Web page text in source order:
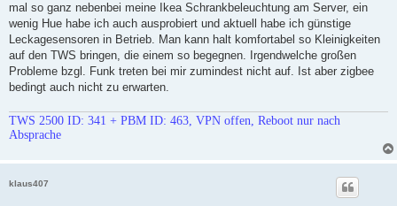
mal so ganz nebenbei meine Ikea Schrankbeleuchtung am Server, ein
wenig Hue habe ich auch ausprobiert und aktuell habe ich günstige
Leckagesensoren in Betrieb. Man kann halt komfortabel so Kleinigkeiten
auf den TWS bringen, die einem so begegnen. Irgendwelche großen
Probleme bzgl. Funk treten bei mir zumindest nicht auf. Ist aber zigbee
bedingt auch nicht zu erwarten.
TWS 2500 ID: 341 + PBM ID: 463, VPN offen, Reboot nur nach
Absprache
klaus407